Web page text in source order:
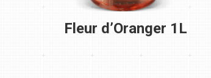
Fleur d’Oranger 1L